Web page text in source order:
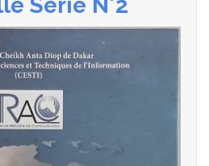
Série N°2